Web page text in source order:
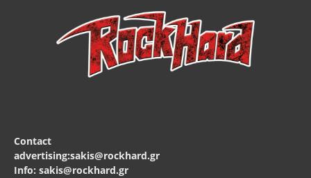
Contact
advertising:sakis@rockhard.gr
Info: sakis@rockhard.gr